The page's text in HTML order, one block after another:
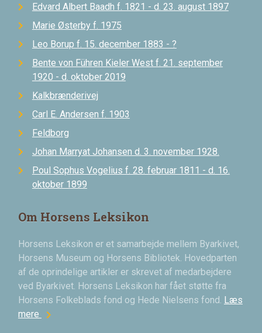
Edvard Albert Baadh f. 1821 - d. 23. august 1897
Marie Østerby f. 1975
Leo Borup f. 15. december 1883 - ?
Bente von Führen Kieler West f. 21. september
1920 - d. oktober 2019
Kalkbrænderivej
Carl E. Andersen f. 1903
Feldborg
Johan Marryat Johansen d. 3. november 1928.
Poul Sophus Vogelius f. 28. februar 1811 - d. 16.
oktober 1899
Om Horsens Leksikon
Horsens Leksikon er et samarbejde mellem Byarkivet,
Horsens Museum og Horsens Bibliotek. Hovedparten
af de oprindelige artikler er skrevet af medarbejdere
ved Byarkivet. Horsens Leksikon har fået støtte fra
Horsens Folkeblads fond og Hede Nielsens fond. Læs
mere chevron_right